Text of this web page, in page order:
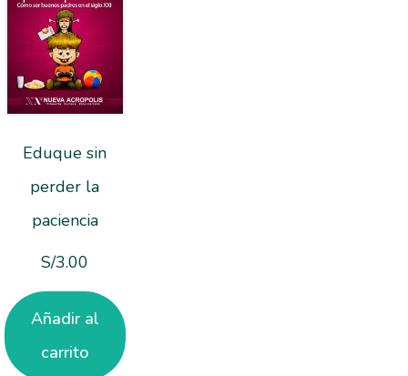
Eduque sin
perder la
paciencia
S/3.00
Añadir al
carrito